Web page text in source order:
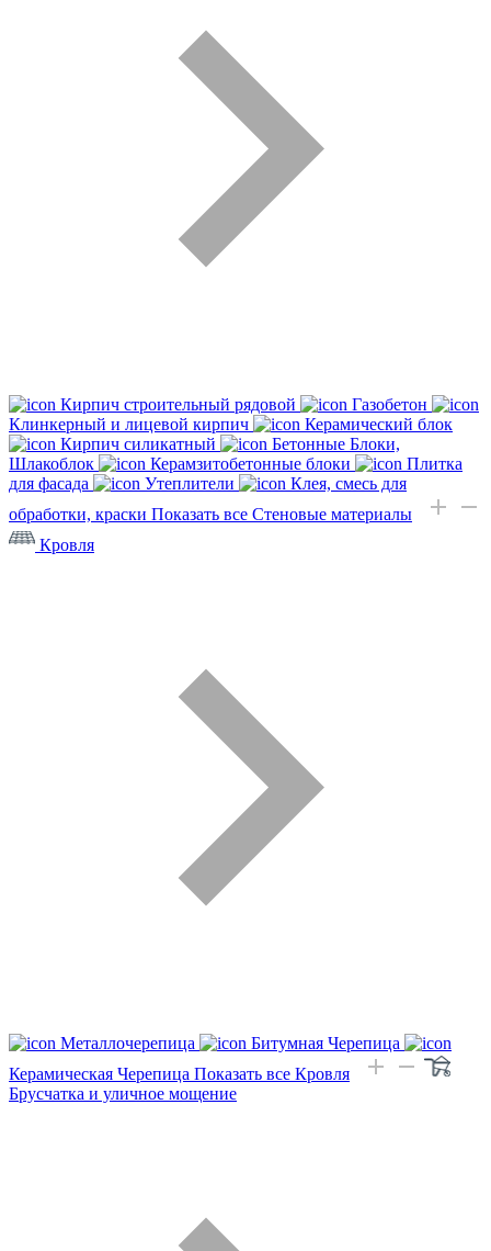
Кирпич строительный рядовой
Газобетон
Клинкерный и лицевой кирпич
Керамический блок
Кирпич силикатный
Бетонные Блоки,
Шлакоблок
Керамзитобетонные блоки
Плитка
для фасада
Утеплители
Клея, смесь для
обработки, краски Показать все Стеновые материалы
Кровля
Металлочерепица
Битумная Черепица
Керамическая Черепица Показать все Кровля
Брусчатка и уличное мощение